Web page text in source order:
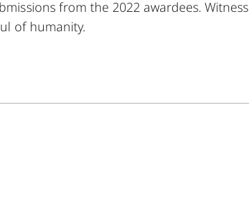
from the 2022 awardees. Witness
of humanity.